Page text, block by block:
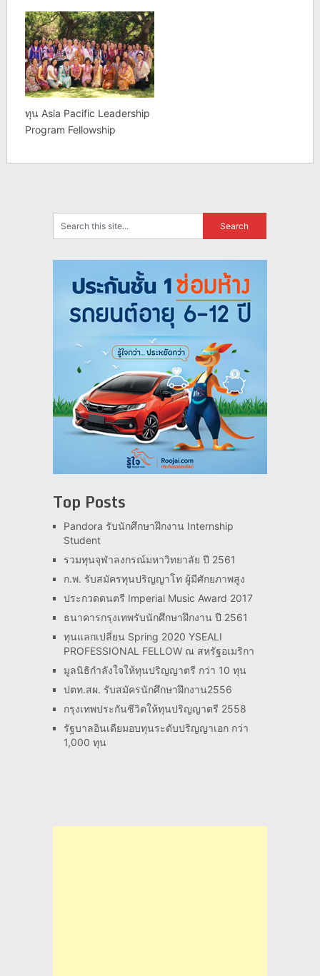
ทุน Asia Pacific Leadership
Program Fellowship
Top Posts
Pandora รับนักศึกษาฝึกงาน Internship
Student
รวมทุนจุฬาลงกรณ์มหาวิทยาลัย ปี 2561
ก.พ. รับสมัครทุนปริญญาโท ผู้มีศักยภาพสูง
ประกวดดนตรี Imperial Music Award 2017
ธนาคารกรุงเทพรับนักศึกษาฝึกงาน ปี 2561
ทุนแลกเปลี่ยน Spring 2020 YSEALI
PROFESSIONAL FELLOW ณ สหรัฐอเมริกา
มูลนิธิกำลังใจให้ทุนปริญญาตรี กว่า 10 ทุน
ปตท.สผ. รับสมัครนักศึกษาฝึกงาน2556
กรุงเทพประกันชีวิตให้ทุนปริญญาตรี 2558
รัฐบาลอินเดียมอบทุนระดับปริญญาเอก กว่า
1,000 ทุน